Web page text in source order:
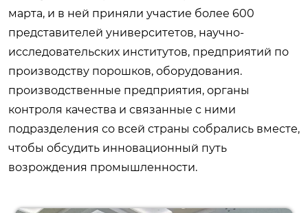
марта, и в ней приняли участие более 600
представителей университетов, научно-
исследовательских институтов, предприятий по
производству порошков, оборудования.
производственные предприятия, органы
контроля качества и связанные с ними
подразделения со всей страны собрались вместе,
чтобы обсудить инновационный путь
возрождения промышленности.